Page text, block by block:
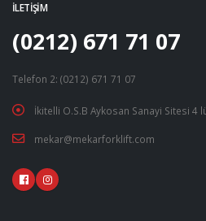
İLETIŞIM
(0212) 671 71 07
Telefon 2: (0212) 671 71 07
İkitelli O.S.B Aykosan Sanayi Sitesi 4
mekar@mekarforklift.com